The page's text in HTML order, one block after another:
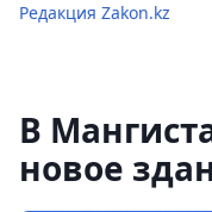
Редакция Zakon.kz
В
новое